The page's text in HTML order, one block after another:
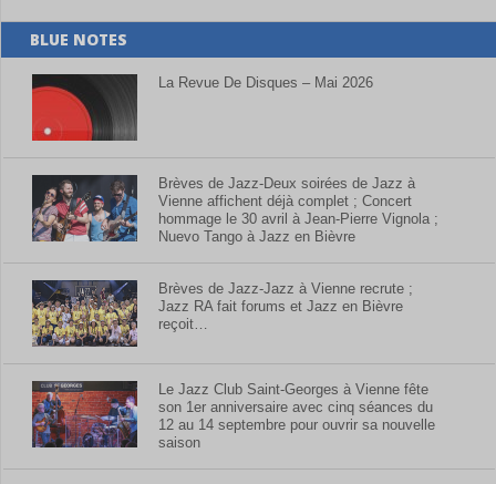
BLUE NOTES
La Revue De Disques – Mai 2026
Brèves de Jazz-Deux soirées de Jazz à
Vienne affichent déjà complet ; Concert
hommage le 30 avril à Jean-Pierre Vignola ;
Nuevo Tango à Jazz en Bièvre
Brèves de Jazz-Jazz à Vienne recrute ;
Jazz RA fait forums et Jazz en Bièvre
reçoit…
Le Jazz Club Saint-Georges à Vienne fête
son 1er anniversaire avec cinq séances du
12 au 14 septembre pour ouvrir sa nouvelle
saison